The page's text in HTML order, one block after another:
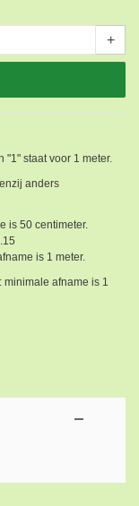
+
staat voor 1 meter.
anders
is 50 centimeter.
is 1 meter.
afname is 1